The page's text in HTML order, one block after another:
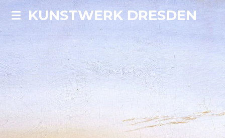
Zum
springen
KUNSTWERK DRESDEN